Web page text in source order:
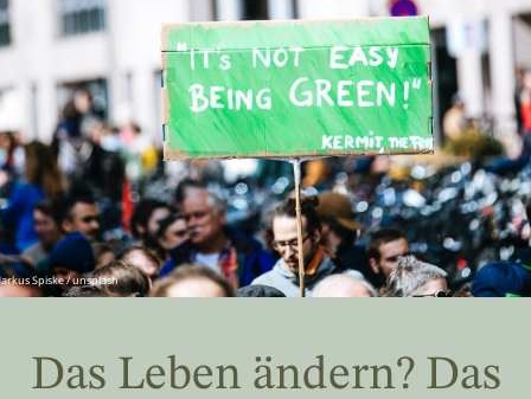
Spiske / unsplash
Das Leben ändern? Das